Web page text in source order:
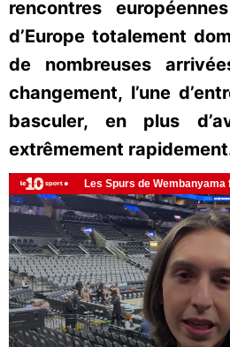
rencontres
d’Europe totalement
de nombreuses
changement, l’une
basculer, en plus
extrêmement